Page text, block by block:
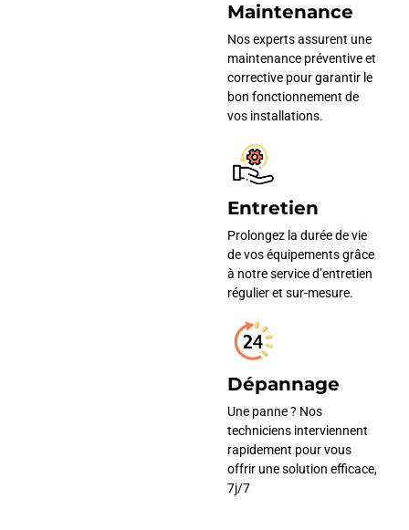
Maintenance
Nos experts assurent une
maintenance préventive et
corrective pour garantir le
bon fonctionnement de
vos installations.
Entretien
Prolongez la durée de vie
de vos équipements grâce
à notre service d’entretien
régulier et sur-mesure.
Dépannage
Une panne ? Nos
techniciens interviennent
rapidement pour vous
offrir une solution efficace,
7j/7